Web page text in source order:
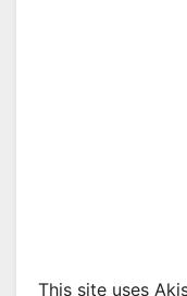
This site uses